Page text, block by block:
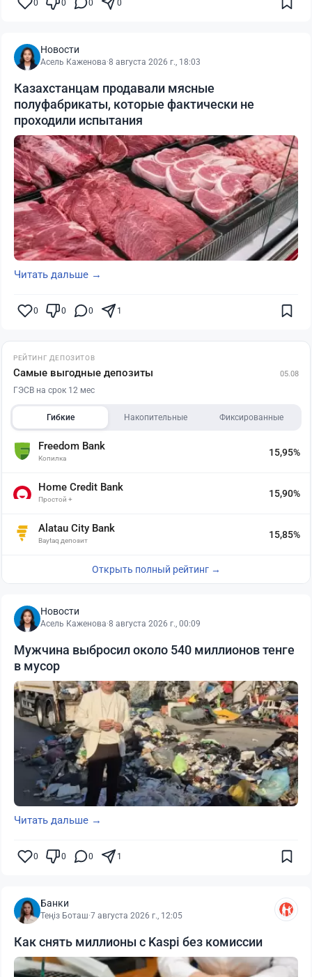
0 0 0 0
Новости
Асель Каженова·8 августа 2026 г., 18:03
Казахстанцам продавали мясные
полуфабрикаты, которые фактически не
проходили испытания
Читать дальше →
0 0 0 1
РЕЙТИНГ ДЕПОЗИТОВ
Самые выгодные депозиты 05.08
ГЭСВ на срок 12 мес
Гибкие Накопительные Фиксированные
Freedom Bank
Копилка
15,95%
Home Credit Bank
Простой +
15,90%
Alatau City Bank
Baytaq депозит
15,85%
Открыть полный рейтинг →
Новости
Асель Каженова·8 августа 2026 г., 00:09
Мужчина выбросил около 540 миллионов тенге
в мусор
Читать дальше →
0 0 0 1
Банки
Теңіз Боташ·7 августа 2026 г., 12:05
Как снять миллионы с Kaspi без комиссии